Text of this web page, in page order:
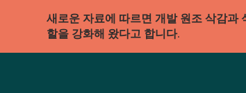
새로운 자료에 따르면 개발 원조 삭감과
할을 강화해 왔다고 합니다.